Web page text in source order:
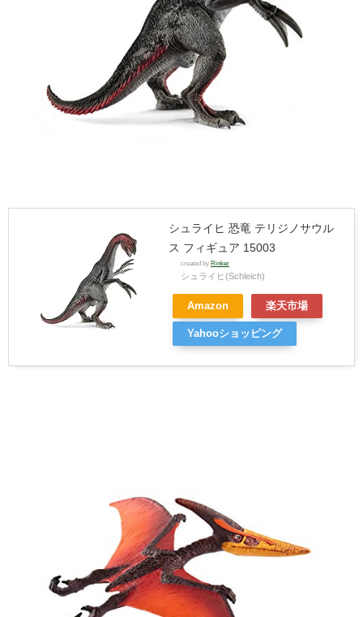
シュライヒ 恐竜 テリジノサウル
ス フィギュア 15003
created byRinker
シュライヒ(Schleich)
Amazon 楽天市場
Yahooショッピング